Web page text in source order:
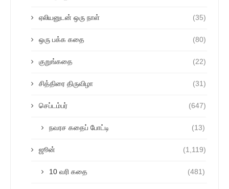
ஏலியனுடன் ஒரு நாள் (35)
ஒரு பக்க கதை (80)
குறுங்கதை (22)
சித்திரை திருவிழா (31)
செப்டம்பர் (647)
நவரச கதைப் போட்டி (13)
ஜூன் (1,119)
10 வரி கதை (481)